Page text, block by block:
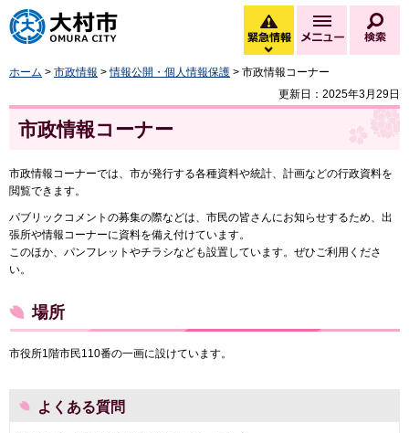
大村市
緊急情報
緊急情報を開く
メニュー
ホーム > 市政情報 >情報公開・個人情報保護 > 市政情報コーナー
更新日：2025年3月29日
市政情報コーナー
市政情報コーナーでは、市が発行する各種資料や統計、計画などの行政資料を
閲覧できます。
パブリックコメントの募集の際などは、市民の皆さんにお知らせするため、出
張所や情報コーナーに資料を備え付けています。
このほか、パンフレットやチラシなども設置しています。ぜひご利用くださ
い。
場所
市役所1階市民110番の一画に設けています。
よくある質問